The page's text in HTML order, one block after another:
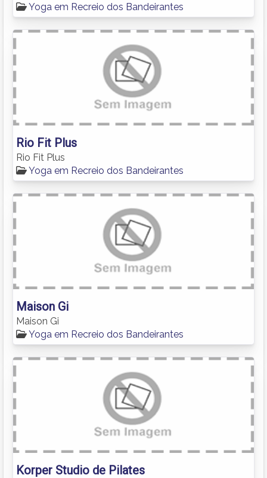
Yoga em Recreio dos Bandeirantes
Rio Fit Plus
Rio Fit Plus
Yoga em Recreio dos Bandeirantes
Maison Gi
Maison Gi
Yoga em Recreio dos Bandeirantes
Korper Studio de Pilates